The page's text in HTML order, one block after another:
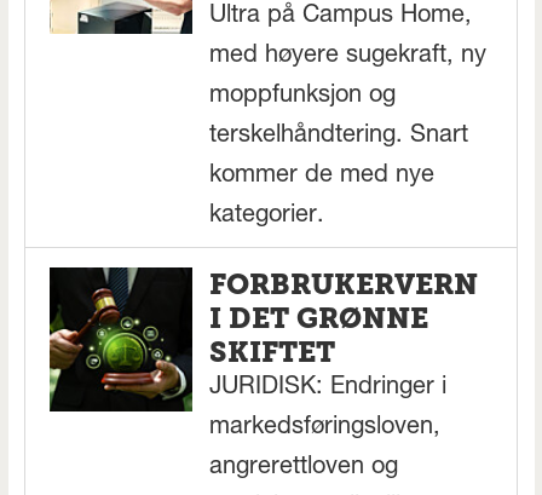
Ultra på Campus Home,
med høyere sugekraft, ny
moppfunksjon og
terskelhåndtering. Snart
kommer de med nye
kategorier.
FORBRUKERVERN
I DET GRØNNE
SKIFTET
JURIDISK: Endringer i
markedsføringsloven,
angrerettloven og